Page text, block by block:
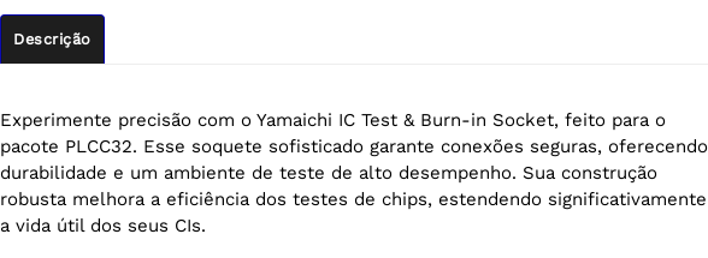
Descrição
Experimente precisão com o Yamaichi IC Test & Burn-in Socket, feito para o
pacote PLCC32. Esse soquete sofisticado garante conexões seguras, oferecendo
durabilidade e um ambiente de teste de alto desempenho. Sua construção
robusta melhora a eficiência dos testes de chips, estendendo significativamente
a vida útil dos seus CIs.